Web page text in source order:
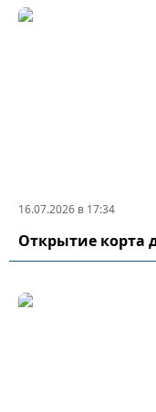
16.07.2026 в 17:34
Открытие корта